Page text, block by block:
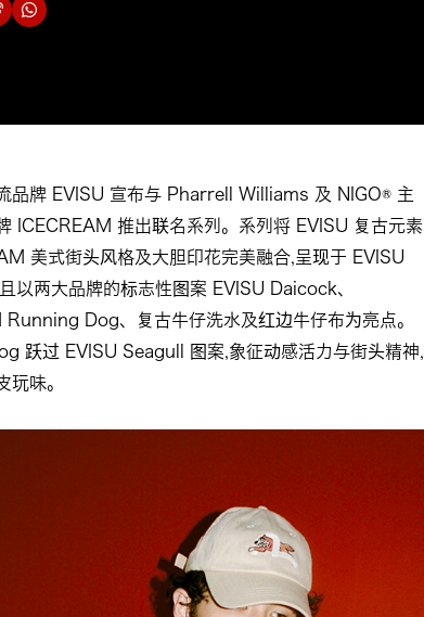
品牌 EVISU 宣布与 Pharrell Williams 及 NIGO® 主
ICECREAM 推出联名系列。系列将 EVISU 复古元素
美式街头风格及大胆印花完美融合,呈现于 EVISU
以两大品牌的标志性图案 EVISU Daicock、
Running Dog、复古牛仔洗水及红边牛仔布为亮点。
跃过 EVISU Seagull 图案,象征动感活力与街头精神,
玩味。